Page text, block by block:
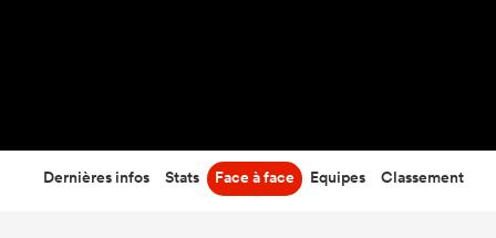
Dernières infos Stats Face à face Equipes Classement